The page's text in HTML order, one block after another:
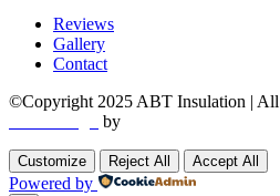
Reviews
Gallery
Contact
©Copyright 2025 ABT Insulation | All
by
Customize Reject All Accept All
Powered by